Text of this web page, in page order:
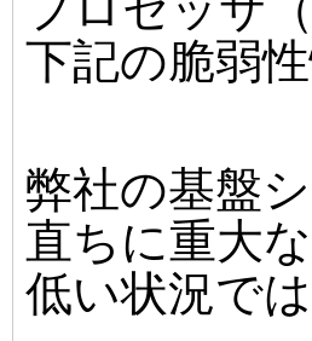
下記の脆弱
弊社の基盤
直ちに重大
低い状況で